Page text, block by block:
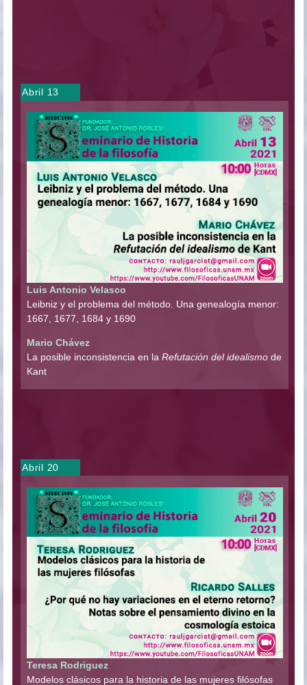
Abril 13
Luis Antonio Velasco
Leibniz y el problema del método. Una genealogía menor:
1667, 1677, 1684 y 1690
Mario Chávez
La posible inconsistencia en laRefutación del idealismo de
Kant
Abril 20
Teresa Rodriguez
Modelos clásicos para la historia de las mujeres filósofas